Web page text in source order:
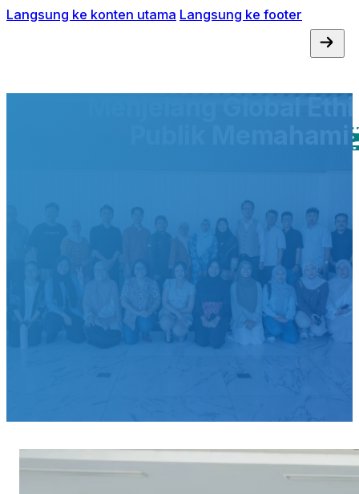
Langsung ke konten utama Langsung ke footer
Menjelang Global
Publik